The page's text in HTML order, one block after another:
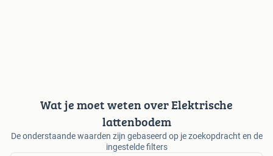
Wat je moet weten over Elektrische
lattenbodem
De onderstaande waarden zijn gebaseerd op je zoekopdracht en de
ingestelde filters